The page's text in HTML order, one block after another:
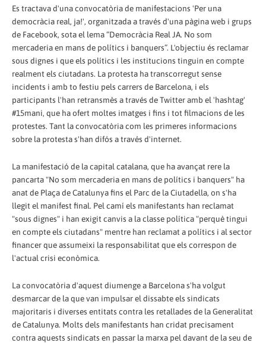
Es tractava d'una convocatòria de manifestacions 'Per una
democràcia real, ja!', organitzada a través d'una pàgina web i grups
de Facebook, sota el lema “Democràcia Real JA. No som
mercaderia en mans de polítics i banquers”. L'objectiu és reclamar
sous dignes i que els polítics i les institucions tinguin en compte
realment els ciutadans. La protesta ha transcorregut sense
incidents i amb to festiu pels carrers de Barcelona, i els
participants l'han retransmès a través de Twitter amb el 'hashtag'
#15mani, que ha ofert moltes imatges i fins i tot filmacions de les
protestes. Tant la convocatòria com les primeres informacions
sobre la protesta s'han difós a través d'internet.
La manifestació de la capital catalana, que ha avançat rere la
pancarta "No som mercaderia en mans de polítics i banquers" ha
anat de Plaça de Catalunya fins el Parc de la Ciutadella, on s'ha
llegit el manifest final. Pel camí els manifestants han reclamat
"sous dignes" i han exigit canvis a la classe política "perquè tingui
en compte els ciutadans" mentre han reclamat a polítics i al sector
financer que assumeixi la responsabilitat que els correspon de
l'actual crisi econòmica.
La convocatòria d'aquest diumenge a Barcelona s'ha volgut
desmarcar de la que van impulsar el dissabte els sindicats
majoritaris i diverses entitats contra les retallades de la Generalitat
de Catalunya. Molts dels manifestants han cridat precisament
contra aquests sindicats en passar la marxa pel davant de la seu de